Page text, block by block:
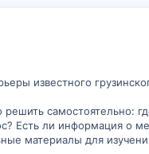
известного
самостоятельно:
Есть ли информация о
материалы для